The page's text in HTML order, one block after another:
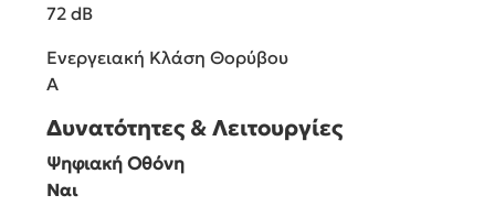
72 dB
Ενεργειακή Κλάση Θορύβου
A
Δυνατότητες & Λειτουργίες
Ψηφιακή Οθόνη
Ναι